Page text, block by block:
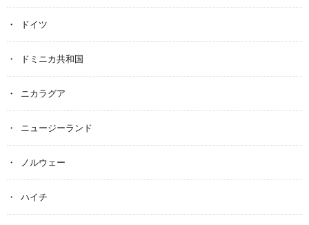
ドイツ
ドミニカ共和国
ニカラグア
ニュージーランド
ノルウェー
ハイチ